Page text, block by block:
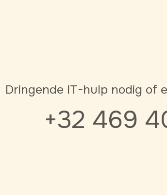
Dringende IT-hulp nodig of
+32 469